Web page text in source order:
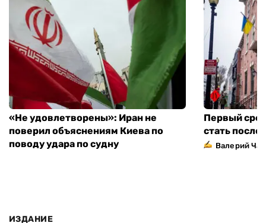
«Не удовлетворены»: Иран не
поверил объяснениям Киева по
поводу удара по судну
Первый
стать
Валерий
ИЗДАНИЕ